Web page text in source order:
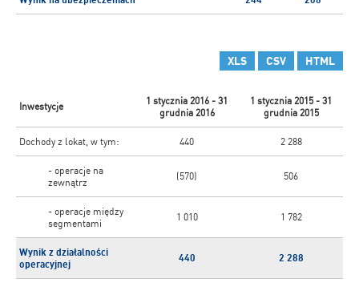
XLS CSV HTML
Inwestycje
1 stycznia 2016 - 31
grudnia 2016
1 stycznia 2015 - 31
grudnia 2015
Dochody z lokat, w tym: 440 2 288
- operacje na
zewnątrz
(570) 506
- operacje między
segmentami
1 010 1 782
Wynik z działalności
operacyjnej
440 2 288